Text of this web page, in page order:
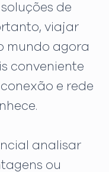
de
viajar
mundo agora
conveniente
e rede
analisar
ou